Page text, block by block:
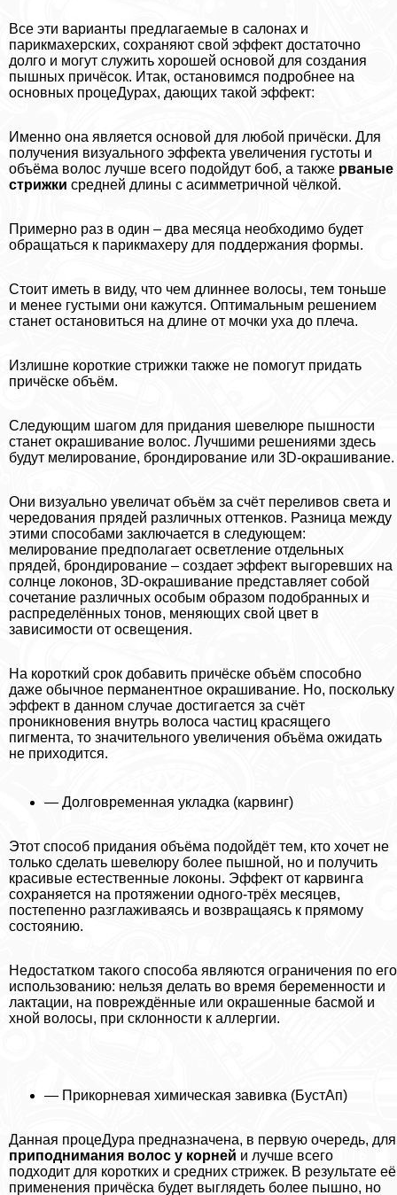
Все эти варианты предлагаемые в салонах и
парикмахерских, сохраняют свой эффект достаточно
долго и могут служить хорошей основой для создания
пышных причёсок. Итак, остановимся подробнее на
основных процеДypaх, дающих такой эффект:
Именно она является основой для любой причёски. Для
получения визуального эффекта увеличения густоты и
объёма волос лучше всего подойдут боб, а также рваные
стрижки средней длины с асимметричной чёлкой.
Примерно раз в один – два месяца необходимо будет
обращаться к парикмахеру для поддержания формы.
Стоит иметь в виду, что чем длиннее волосы, тем тоньше
и менее густыми они кажутся. Оптимальным решением
станет остановиться на длине от мочки уха до плеча.
Излишне короткие стрижки также не помогут придать
причёске объём.
Следующим шагом для придания шевелюре пышности
станет окрашивание волос. Лучшими решениями здесь
будут мелирование, брондирование или 3D-окрашивание.
Они визуально увеличат объём за счёт переливов света и
чередования прядей различных оттенков. Разница между
этими способами заключается в следующем:
мелирование предполагает осветление отдельных
прядей, брондирование – создает эффект выгоревших на
солнце локонов, 3D-окрашивание представляет собой
сочетание различных особым образом подобранных и
распределённых тонов, меняющих свой цвет в
зависимости от освещения.
На короткий срок добавить причёске объём способно
даже обычное перманентное окрашивание. Но, поскольку
эффект в данном случае достигается за счёт
проникновения внутрь волоса частиц красящего
пигмента, то значительного увеличения объёма ожидать
не приходится.
— Долговременная укладка (карвинг)
Этот способ придания объёма подойдёт тем, кто хочет не
только сделать шевелюру более пышной, но и получить
красивые естественные локоны. Эффект от карвинга
сохраняется на протяжении одного-трёх месяцев,
постепенно разглаживаясь и возвращаясь к прямому
состоянию.
Недостатком такого способа являются ограничения по его
использованию: нельзя делать во время беременности и
лактации, на повреждённые или окрашенные басмой и
хной волосы, при склонности к аллергии.
— Прикорневая химическая завивка (БустАп)
Данная процеДypa предназначена, в первую очередь, для
приподнимания волос у корней и лучше всего
подходит для коротких и средних стрижек. В результате её
применения причёска будет выглядеть более пышно, но